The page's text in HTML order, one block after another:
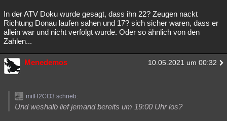
In der ATV Doku wurde gesagt, dass ihn 22? Zeugen nackt
Richtung Donau laufen sahen und 17? sich sicher waren, dass er
allein war und nicht verfolgt wurde. Oder so ähnlich von den
Zahlen...
Menedemos 10.05.2021 um 00:32
mitH2CO3 schrieb:
Und weshalb lief jemand bereits um 19:00 Uhr los?